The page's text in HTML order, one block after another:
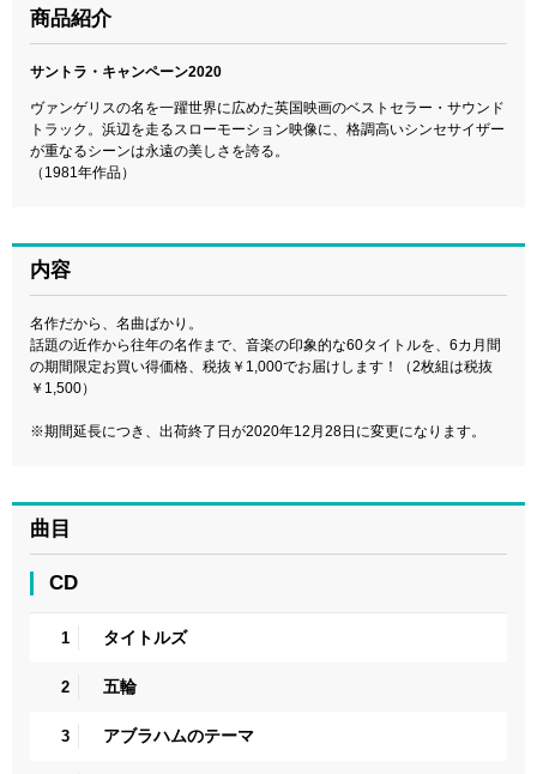
商品紹介
サントラ・キャンペーン2020
ヴァンゲリスの名を一躍世界に広めた英国映画のベストセラー・サウンド
トラック。浜辺を走るスローモーション映像に、格調高いシンセサイザー
が重なるシーンは永遠の美しさを誇る。
（1981年作品）
内容
名作だから、名曲ばかり。
話題の近作から往年の名作まで、音楽の印象的な60タイトルを、6カ月間
の期間限定お買い得価格、税抜￥1,000でお届けします！（2枚組は税抜
￥1,500）
※期間延長につき、出荷終了日が2020年12月28日に変更になります。
曲目
CD
1 タイトルズ
2 五輪
3 アブラハムのテーマ